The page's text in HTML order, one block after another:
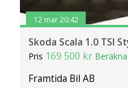
12 mar 20:42
Skoda Scala 1.0 TSI
Pris 169 500 kr
Framtida Bil AB